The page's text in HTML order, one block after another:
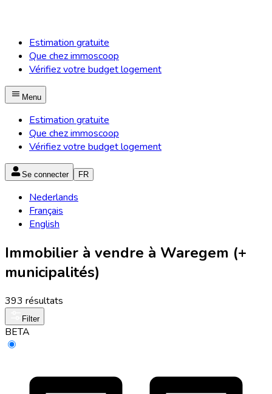
Estimation gratuite
Que chez immoscoop
Vérifiez votre budget logement
Menu
Estimation gratuite
Que chez immoscoop
Vérifiez votre budget logement
Se connecter FR
Nederlands
Français
English
Immobilier à vendre à Waregem (+
municipalités)
393 résultats
Filter
BETA